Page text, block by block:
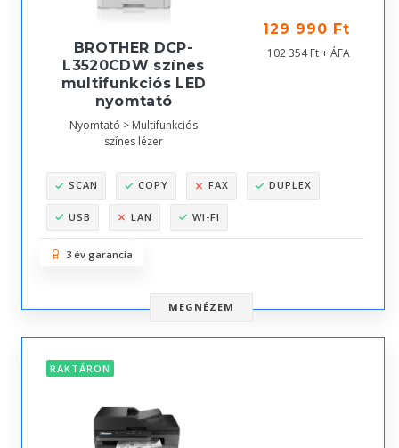
BROTHER DCP-
L3520CDW színes
multifunkciós LED
nyomtató
Nyomtató > Multifunkciós
színes lézer
129 990 Ft
102 354 Ft + ÁFA
SCAN COPY FAX DUPLEX
USB LAN WI-FI
3 év garancia
MEGNÉZEM
RAKTÁRON